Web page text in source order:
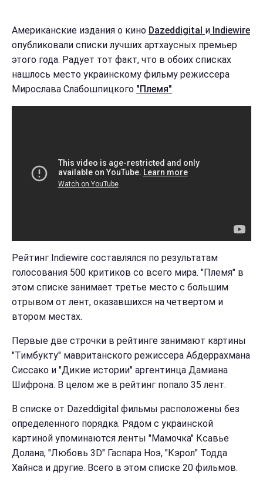
Американские издания о кино Dazeddigital и Indiewire
опубликовали списки лучших артхаусных премьер
этого года. Радует тот факт, что в обоих списках
нашлось место украинскому фильму режиссера
Мирослава Слабошпицкого "Племя".
Рейтинг Indiewire составлялся по результатам
голосования 500 критиков со всего мира. "Племя" в
этом списке занимает третье место с большим
отрывом от лент, оказавшихся на четвертом и
втором местах.
Первые две строчки в рейтинге занимают картины
"Тимбукту" мавританского режиссера Абдеррахмана
Сиссако и "Дикие истории" аргентинца Дамиана
Шифрона. В целом же в рейтинг попало 35 лент.
В списке от Dazeddigital фильмы расположены без
определенного порядка. Рядом с украинской
картиной упоминаются ленты "Мамочка" Ксавье
Долана, "Любовь 3D" Гаспара Ноэ, "Кэрол" Тодда
Хайнса и другие. Всего в этом списке 20 фильмов.